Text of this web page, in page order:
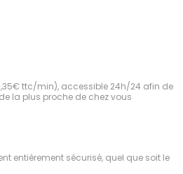
ttc/min), accessible 24h/24 afin de
la plus proche de chez vous
entièrement sécurisé, quel que soit le